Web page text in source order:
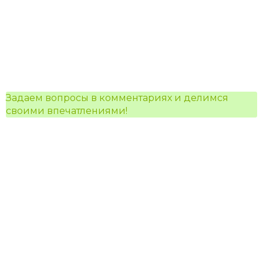
Задаем вопросы в комментариях и делимся
своими впечатлениями!